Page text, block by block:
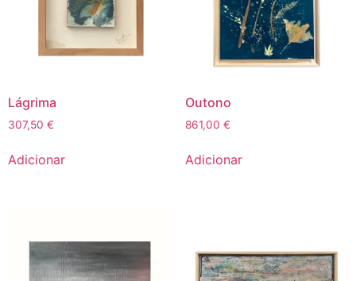
Lágrima
307,50 €
Adicionar
Outono
861,00 €
Adicionar